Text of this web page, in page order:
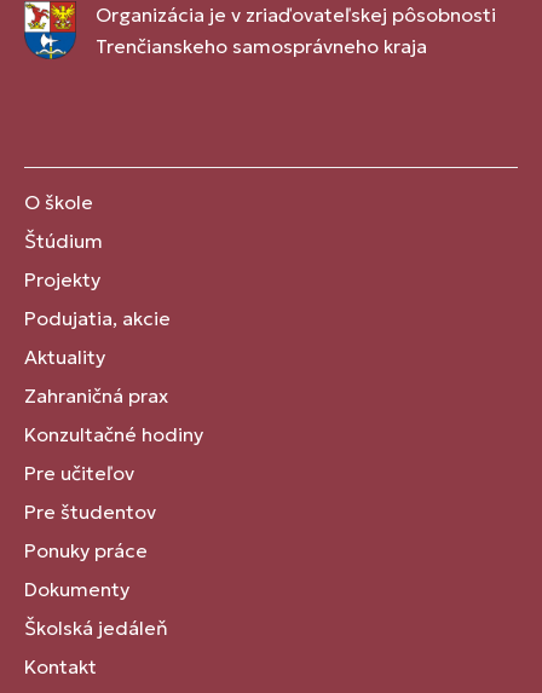
Organizácia je v zriaďovateľskej pôsobnosti
Trenčianskeho samosprávneho kraja
O škole
Štúdium
Projekty
Podujatia, akcie
Aktuality
Zahraničná prax
Konzultačné hodiny
Pre učiteľov
Pre študentov
Ponuky práce
Dokumenty
Školská jedáleň
Kontakt